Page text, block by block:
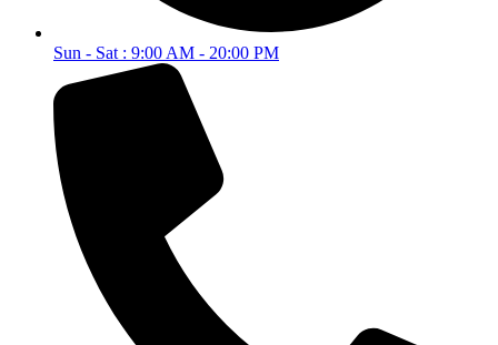
Sun - Sat : 9:00 AM - 20:00 PM